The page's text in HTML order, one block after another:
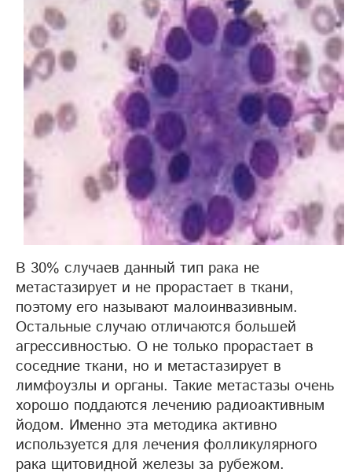
В 30% случаев данный тип рака не
метастазирует и не прорастает в ткани,
поэтому его называют малоинвазивным.
Остальные случаю отличаются большей
агрессивностью. О не только прорастает в
соседние ткани, но и метастазирует в
лимфоузлы и органы. Такие метастазы очень
хорошо поддаются лечению радиоактивным
йодом. Именно эта методика активно
используется для лечения фолликулярного
рака щитовидной железы за рубежом.